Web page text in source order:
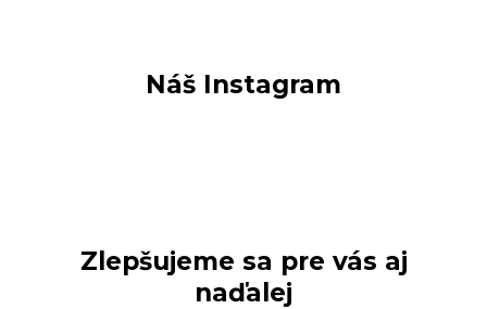
Náš Instagram
Zlepšujeme sa pre vás aj
naďalej